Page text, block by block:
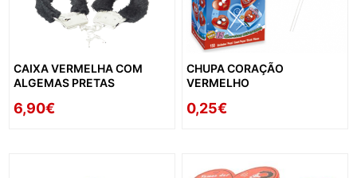
CAIXA VERMELHA COM
ALGEMAS PRETAS
6,90€
CHUPA CORAÇÃO
VERMELHO
0,25€